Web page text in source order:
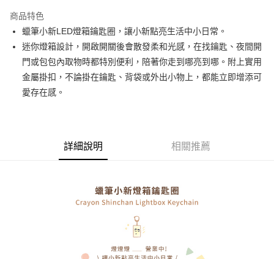
Google Pay
全盈+PAY
大哥付你分期
相關說明
【大哥付你分期使用說明】
3.實際核准額度、可分期數及費用金額請依後續交易確認頁面所載為準。
4.訂單成立30分鐘內，如未前往確認交易或遇審核未通過，訂單將自動取
1.分期款項不併入電信帳單，「大哥付你分期」於每月結算日後寄送繳費提
2.透過簡訊連結打開帳單後，可選擇「超商條碼／台灣大直營門市／銀行轉
帳／街口支付／iPASS MONEY」等通路繳費。
AFTEE先享後付是「在收到商品之後才付款」的支付方式。 讓您購物簡單
３．安心：先確認商品／服務後，再付款。
１．於結帳方式選擇「AFTEE先享後付」後，將跳轉至「AFTEE先享後付」
結帳頁面，進行簡訊認證並確認金額後，即可完成結帳。
３．收到繳費通知簡訊後14天內，點擊此簡訊中的連結，可透過四大超商／
每筆NT$70，滿NT$899(含以上)免運費
每筆NT$70，滿NT$899(含以上)免運費
商品特色
蠟筆小新LED燈箱鑰匙圈，讓小新點亮生活中小日常。
迷你燈箱設計，開啟開關後會散發柔和光感，在找鑰匙、夜間開
門或包包內取物時都特別便利，陪著你走到哪亮到哪。附上實用
金屬掛扣，不論掛在鑰匙、背袋或外出小物上，都能立即增添可
愛存在感。
詳細說明 相關推薦